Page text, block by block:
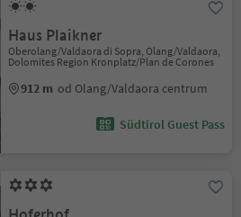
Haus Plaikner
Oberolang/Valdaora di Sopra, Olang/Valdaora,
Dolomites Region Kronplatz/Plan de Corones
912 m od Olang/Valdaora centrum
Südtirol Guest Pass